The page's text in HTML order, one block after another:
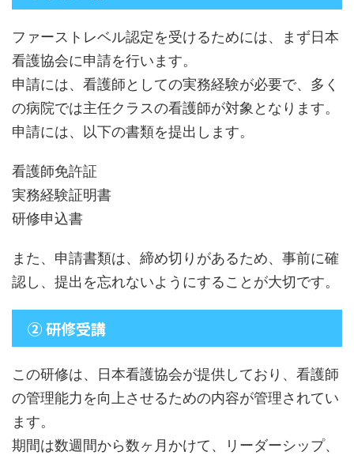
ファーストレベル認定を受けるためには、まず日本
看護協会に申請を行います。
申請には、看護師としての実務経験が必要で、多く
の病院では主任クラスの看護師が対象となります。
申請には、以下の書類を提出します。
看護師免許証
実務経験証明書
研修申込書
また、申請書類は、締め切りがあるため、事前に確
認し、提出を忘れないようにすることが大切です。
② 研修受講
この研修は、日本看護協会が提供しており、看護師
の管理能力を向上させるための内容が管理されてい
ます。
期間は数週間から数ヶ月かけて、リーダーシップ、